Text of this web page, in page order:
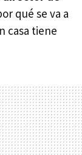
qué se va a
casa tiene